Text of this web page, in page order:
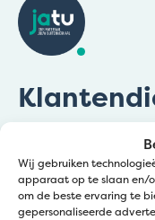
Wij gebruiken
apparaat op te slaan en/
om de beste ervaring te
gepersonaliseerde
+32 50 36 77
Mail ons:
Zomeruren: